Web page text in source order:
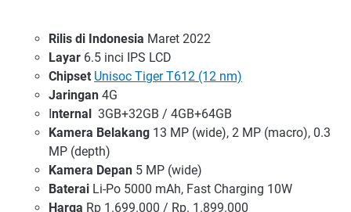
Rilis di Indonesia Maret 2022
Layar 6.5 inci IPS LCD
Chipset Unisoc Tiger T612 (12 nm)
Jaringan 4G
nternal
3GB+32GB / 4GB+64GB
Kamera Belakang 13 MP (wide), 2 MP (macro), 0.3
MP (depth)
Kamera Depan 5 MP (wide)
Baterai Li-Po 5000 mAh, Fast Charging 10W
Harga Rp 1.699.000 / Rp. 1.899.000